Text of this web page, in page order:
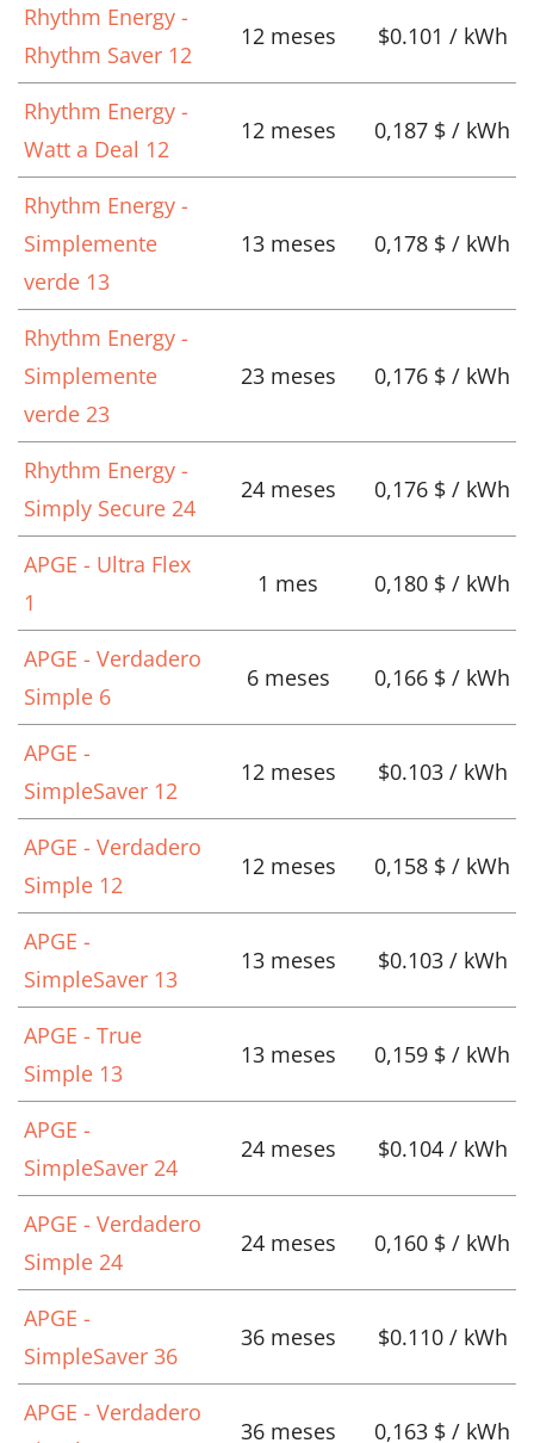
Rhythm Energy -
Rhythm Saver 12
12 meses $0.101 / kWh
Rhythm Energy -
Watt a Deal 12
12 meses 0,187 $ / kWh
Rhythm Energy -
Simplemente
verde 13
13 meses 0,178 $ / kWh
Rhythm Energy -
Simplemente
verde 23
23 meses 0,176 $ / kWh
Rhythm Energy -
Simply Secure 24
24 meses 0,176 $ / kWh
APGE - Ultra Flex
1
1 mes 0,180 $ / kWh
APGE - Verdadero
Simple 6
6 meses 0,166 $ / kWh
APGE -
SimpleSaver 12
12 meses $0.103 / kWh
APGE - Verdadero
Simple 12
12 meses 0,158 $ / kWh
APGE -
SimpleSaver 13
13 meses $0.103 / kWh
APGE - True
Simple 13
13 meses 0,159 $ / kWh
APGE -
SimpleSaver 24
24 meses $0.104 / kWh
APGE - Verdadero
Simple 24
24 meses 0,160 $ / kWh
APGE -
SimpleSaver 36
36 meses $0.110 / kWh
APGE - Verdadero
36 meses 0,163 $ / kWh